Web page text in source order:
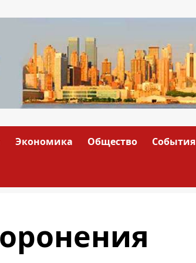
Экономика Общество События